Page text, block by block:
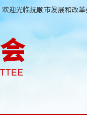
欢迎光临抚顺市发展和改